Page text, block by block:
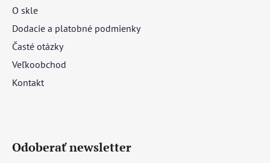
O skle
Dodacie a platobné podmienky
Časté otázky
Veľkoobchod
Kontakt
Odoberať newsletter